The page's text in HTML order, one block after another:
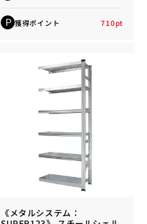
P 獲得ポイント 710pt
《メタルシステム：